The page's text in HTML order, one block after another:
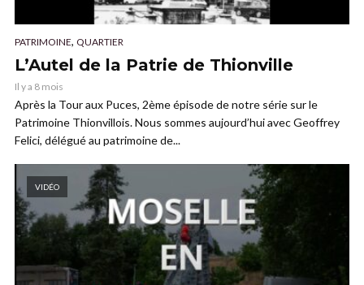
PATRIMOINE, QUARTIER
L’Autel de la Patrie de Thionville
Il y a 8 mois
Après la Tour aux Puces, 2ème épisode de notre série sur le
Patrimoine Thionvillois. Nous sommes aujourd’hui avec Geoffrey
Felici, délégué au patrimoine de...
VIDÉO